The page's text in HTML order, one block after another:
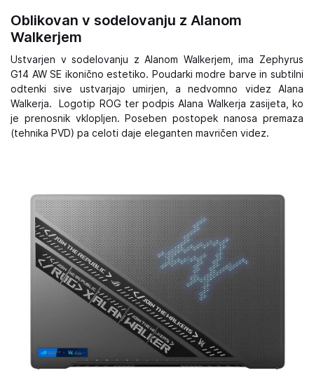
Oblikovan v sodelovanju z Alanom
Walkerjem
Ustvarjen v sodelovanju z Alanom Walkerjem, ima Zephyrus
G14 AW SE ikonično estetiko. Poudarki modre barve in subtilni
odtenki sive ustvarjajo umirjen, a nedvomno videz Alana
Walkerja. Logotip ROG ter podpis Alana Walkerja zasijeta, ko
je prenosnik vklopljen. Poseben postopek nanosa premaza
(tehnika PVD) pa celoti daje eleganten mavričen videz.